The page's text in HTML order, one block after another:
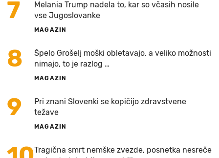
7
Melania Trump nadela to, kar so včasih nosile
vse Jugoslovanke
MAGAZIN
8
Špelo Grošelj moški obletavajo, a veliko možnosti
nimajo, to je razlog …
MAGAZIN
9
Pri znani Slovenki se kopičijo zdravstvene
težave
MAGAZIN
Tragična smrt nemške zvezde, posnetka nesreče